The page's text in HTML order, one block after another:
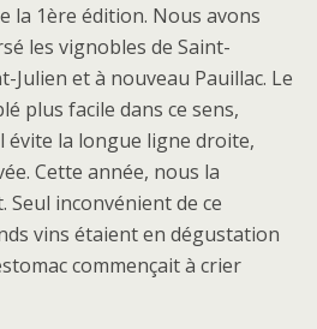
la 1ère édition. Nous avons
les vignobles de Saint-
Julien et à nouveau Pauillac. Le
plus facile dans ce sens,
évite la longue ligne droite,
Cette année, nous la
Seul inconvénient de ce
vins étaient en dégustation
commençait à crier